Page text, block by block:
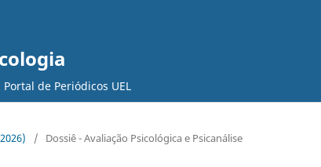
Portal de Periódicos UEL
/ Dossiê - Avaliação Psicológica e Psicanálise